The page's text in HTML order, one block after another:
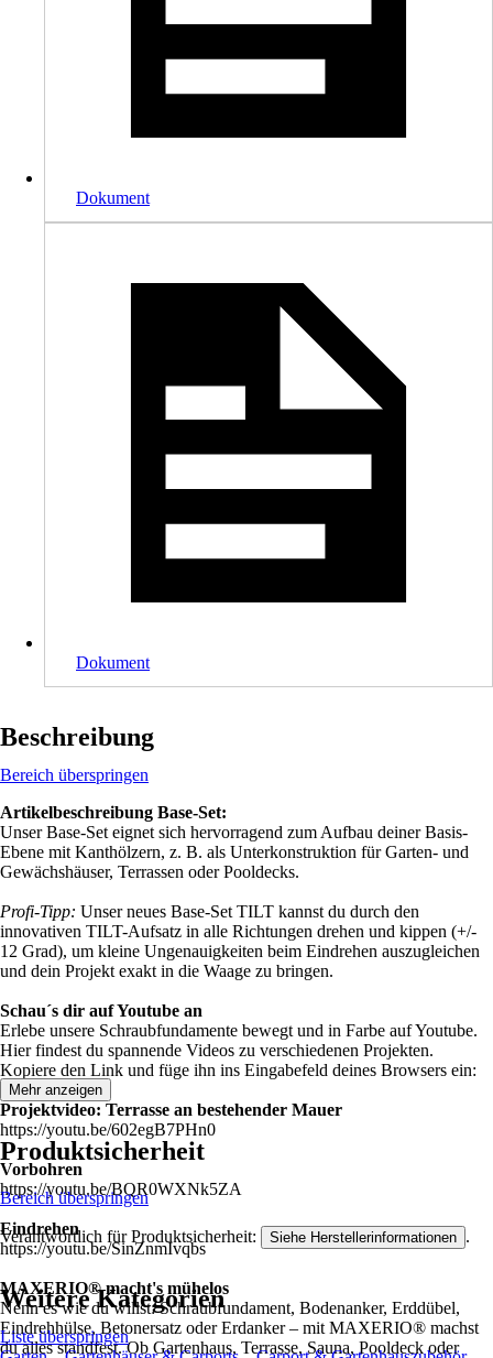
Dokument
Dokument
Beschreibung
Bereich überspringen
Artikelbeschreibung Base-Set:
Unser Base-Set eignet sich hervorragend zum Aufbau deiner Basis-
Ebene mit Kanthölzern, z. B. als Unterkonstruktion für Garten- und
Gewächshäuser, Terrassen oder Pooldecks.
Profi-Tipp: Unser neues Base-Set TILT kannst du durch den
innovativen TILT-Aufsatz in alle Richtungen drehen und kippen (+/-
12 Grad), um kleine Ungenauigkeiten beim Eindrehen auszugleichen
und dein Projekt exakt in die Waage zu bringen.
Schau´s dir auf Youtube an
Erlebe unsere Schraubfundamente bewegt und in Farbe auf Youtube.
Hier findest du spannende Videos zu verschiedenen Projekten.
Kopiere den Link und füge ihn ins Eingabefeld deines Browsers ein:
Projektvideo: Terrasse an bestehender Mauer
https://youtu.be/602egB7PHn0
Vorbohren
https://youtu.be/BQR0WXNk5ZA
Eindrehen
https://youtu.be/SinZnmIvqbs
MAXERIO® macht's mühelos
Nenn es wie du willst: Schraubfundament, Bodenanker, Erddübel,
Eindrehhülse, Betonersatz oder Erdanker – mit MAXERIO® machst
du alles standfest. Ob Gartenhaus, Terrasse, Sauna, Pooldeck oder
Mehr anzeigen
Produktsicherheit
Bereich überspringen
Verantwortlich für Produktsicherheit: Siehe Herstellerinformationen .
Weitere Kategorien
Liste überspringen